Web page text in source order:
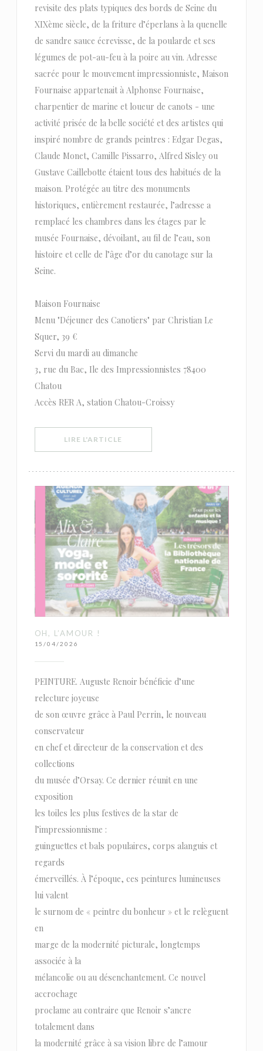
revisite des plats typiques des bords de Seine du
XIXème siècle, de la friture d’éperlans à la quenelle
de sandre sauce écrevisse, de la poularde et ses
légumes de pot-au-feu à la poire au vin. Adresse
sacrée pour le mouvement impressionniste, Maison
Fournaise appartenait à Alphonse Fournaise,
charpentier de marine et loueur de canots - une
activité prisée de la belle société et des artistes qui
inspiré nombre de grands peintres : Edgar Degas,
Claude Monet, Camille Pissarro, Alfred Sisley ou
Gustave Caillebotte étaient tous des habitués de la
maison. Protégée au titre des monuments
historiques, entièrement restaurée, l’adresse a
remplacé les chambres dans les étages par le
musée Fournaise, dévoilant, au fil de l’eau, son
histoire et celle de l’âge d’or du canotage sur la
Seine.
Maison Fournaise
Menu "Déjeuner des Canotiers" par Christian Le
Squer, 39 €
Servi du mardi au dimanche
3, rue du Bac, Ile des Impressionnistes 78400
Chatou
Accès RER A, station Chatou-Croissy
LIRE L'ARTICLE
OH, L’AMOUR !
15/04/2026
PEINTURE. Auguste Renoir bénéficie d’une
relecture joyeuse
de son œuvre grâce à Paul Perrin, le nouveau
conservateur
en chef et directeur de la conservation et des
collections
du musée d’Orsay. Ce dernier réunit en une
exposition
les toiles les plus festives de la star de
l’impressionnisme :
guinguettes et bals populaires, corps alanguis et
regards
émerveillés. À l’époque, ces peintures lumineuses
lui valent
le surnom de « peintre du bonheur » et le relèguent
en
marge de la modernité picturale, longtemps
associée à la
mélancolie ou au désenchantement. Ce nouvel
accrochage
proclame au contraire que Renoir s’ancre
totalement dans
la modernité grâce à sa vision libre de l’amour